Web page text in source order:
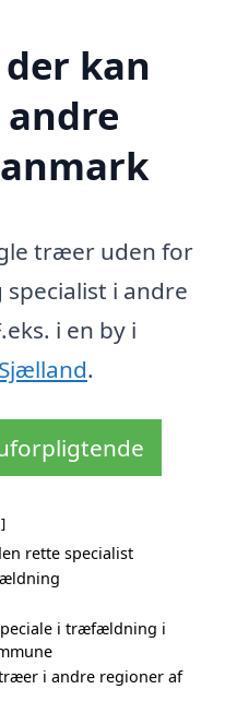
kan
træer uden for
i andre
i en by i
Sjælland.
rette specialist
i træfældning i
i andre regioner af